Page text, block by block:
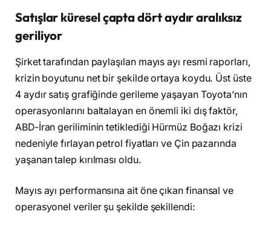
Satışlar küresel çapta dört aydır aralıksız
geriliyor
Şirket tarafından paylaşılan mayıs ayı resmi raporları,
krizin boyutunu net bir şekilde ortaya koydu. Üst üste
4 aydır satış grafiğinde gerileme yaşayan Toyota’nın
operasyonlarını baltalayan en önemli iki dış faktör,
ABD-İran geriliminin tetiklediği Hürmüz Boğazı krizi
nedeniyle fırlayan petrol fiyatları ve Çin pazarında
yaşanan talep kırılması oldu.
Mayıs ayı performansına ait öne çıkan finansal ve
operasyonel veriler şu şekilde şekillendi: